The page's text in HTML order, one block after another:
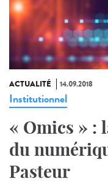
ACTUALITÉ 14.09.2018
Institutionnel
« Omics » :
du
Pasteur